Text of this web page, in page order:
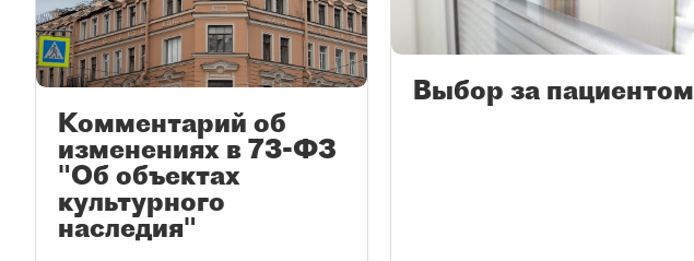
Комментарий об
изменениях в 73-ФЗ
"Об объектах
культурного
наследия"
Выбор за пациентом